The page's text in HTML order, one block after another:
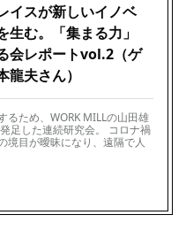
イスが新しいイノベ
生む。「集まる力」
会レポートvol.2（ゲ
龍夫さん）
るため、WORK MILLの山田雄
足した連続研究会。 コロナ禍
境目が曖昧になり、遠隔で人